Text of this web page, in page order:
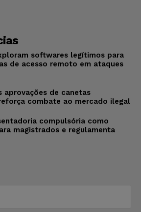
softwares legítimos para
de acesso remoto em ataques
aprovações de canetas
combate ao mercado ilegal
compulsória como
magistrados e regulamenta